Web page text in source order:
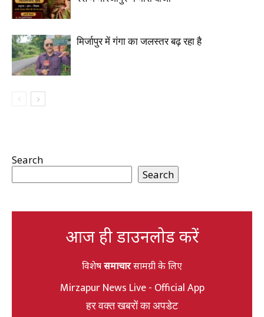
मिर्जापुर में गंगा का जलस्तर बढ़ रहा है
Search
Search
आज ही डाउनलोड करें
विशेषसमाचारसामग्री के लिए
Mirzapur News Live - Official App
हर वक्त खबरों का अपडेट